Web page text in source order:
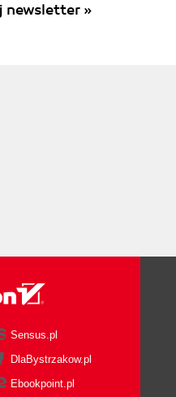
newsletter »
Sensus.pl
DlaBystrzakow.pl
Ebookpoint.pl